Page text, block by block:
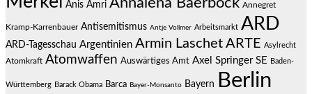
Anis Amri Annegret
Kramp-Karrenbauer Antisemitismus Antje Vollmer Arbeitsmarkt ARD
ARD-Tagesschau Argentinien Armin Laschet ARTE Asylrecht
Atomkraft Atomwaffen Auswärtiges Amt Axel Springer SE Baden-
Württemberg Barack Obama Barca Bayer-Monsanto Bayern Berlin